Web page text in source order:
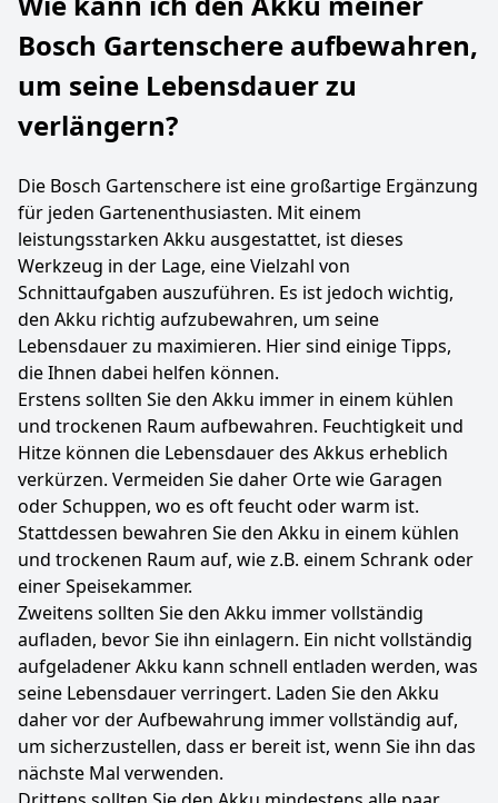
Bosch Gartenschere aufbewahren,
um seine Lebensdauer zu
verlängern?
Die Bosch Gartenschere ist eine großartige Ergänzung
für jeden Gartenenthusiasten. Mit einem
leistungsstarken Akku ausgestattet, ist dieses
Werkzeug in der Lage, eine Vielzahl von
Schnittaufgaben auszuführen. Es ist jedoch wichtig,
den Akku richtig aufzubewahren, um seine
Lebensdauer zu maximieren. Hier sind einige Tipps,
die Ihnen dabei helfen können.
Erstens sollten Sie den Akku immer in einem kühlen
und trockenen Raum aufbewahren. Feuchtigkeit und
Hitze können die Lebensdauer des Akkus erheblich
verkürzen. Vermeiden Sie daher Orte wie Garagen
oder Schuppen, wo es oft feucht oder warm ist.
Stattdessen bewahren Sie den Akku in einem kühlen
und trockenen Raum auf, wie z.B. einem Schrank oder
einer Speisekammer.
Zweitens sollten Sie den Akku immer vollständig
aufladen, bevor Sie ihn einlagern. Ein nicht vollständig
aufgeladener Akku kann schnell entladen werden, was
seine Lebensdauer verringert. Laden Sie den Akku
daher vor der Aufbewahrung immer vollständig auf,
um sicherzustellen, dass er bereit ist, wenn Sie ihn das
nächste Mal verwenden.